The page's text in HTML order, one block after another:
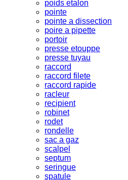
poids etalon
pointe
pointe a dissection
poire a pipette
portoir
presse etouppe
presse tuyau
raccord
raccord filete
raccord rapide
racleur
recipient
robinet
rodet
rondelle
sac a gaz
scalpel
septum
seringue
spatule